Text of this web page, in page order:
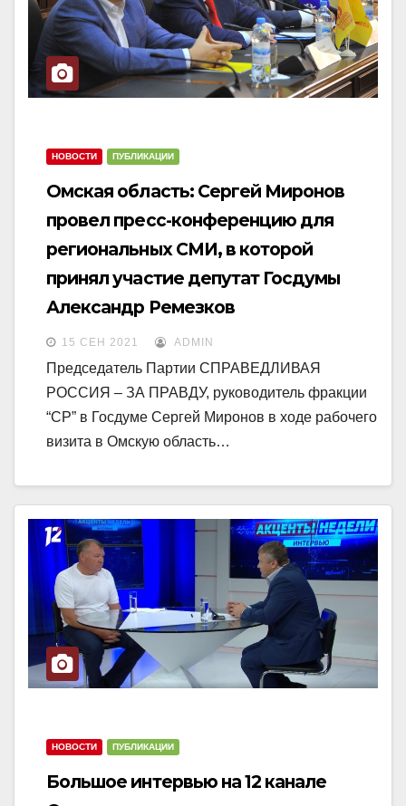
a
t
i
o
g
a
t
i
НОВОСТИ ПУБЛИКАЦИИ
Омская область: Сергей Миронов
провел пресс-конференцию для
региональных СМИ, в которой
принял участие депутат Госдумы
Александр Ремезков
15 СЕН 2021 ADMIN
Председатель Партии СПРАВЕДЛИВАЯ
РОССИЯ – ЗА ПРАВДУ, руководитель фракции
“СР” в Госдуме Сергей Миронов в ходе рабочего
визита в Омскую область…
НОВОСТИ ПУБЛИКАЦИИ
Большое интервью на 12 канале